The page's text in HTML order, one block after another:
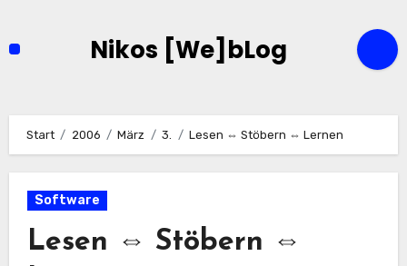
Nikos [We]bLog
Start 2006 März 3. Lesen ⇔ Stöbern ⇔ Lernen
Software
Lesen ⇔ Stöbern ⇔